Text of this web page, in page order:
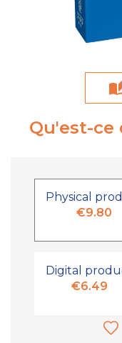
Qu'est-ce
Physical
€9.80
Digital
€6.49